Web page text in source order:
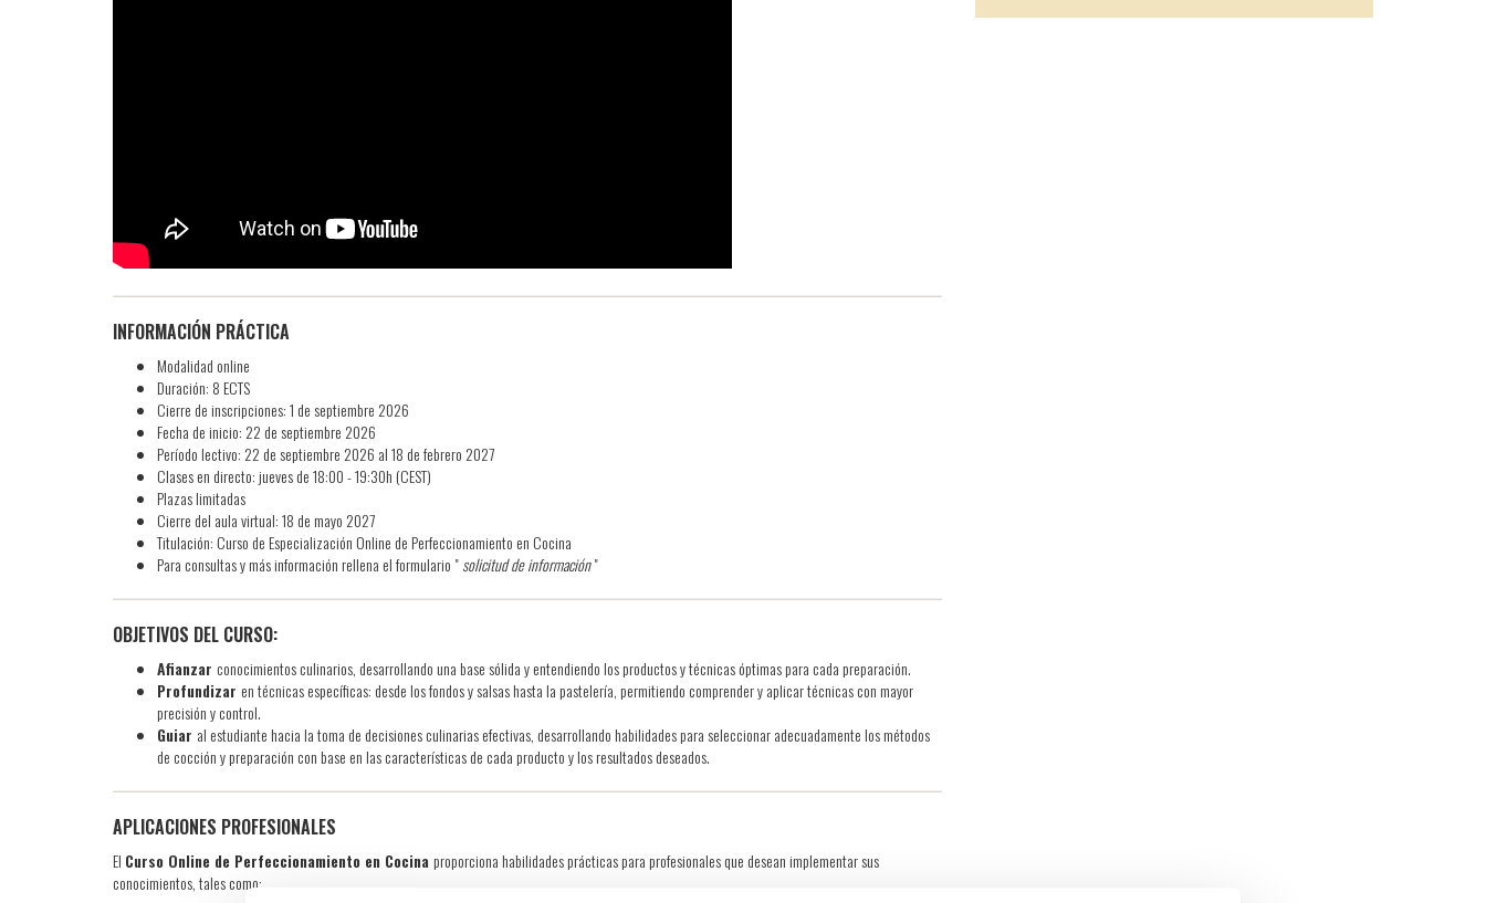
INFORMACIÓN PRÁCTICA
Modalidad online
Duración: 8 ECTS
Cierre de inscripciones: 1 de septiembre 2026
Fecha de inicio: 22 de septiembre 2026
Período lectivo: 22 de septiembre 2026 al 18 de febrero 2027
Clases en directo: jueves de 18:00 - 19:30h (CEST)
Plazas limitadas
Cierre del aula virtual: 18 de mayo 2027
Titulación: Curso de Especialización Online de Perfeccionamiento en Cocina
Para consultas y más información rellena el formulario "solicitud de información"
OBJETIVOS DEL CURSO:
Afianzar conocimientos culinarios, desarrollando una base sólida y entendiendo los productos y técnicas óptimas para cada preparación.
Profundizar en técnicas específicas: desde los fondos y salsas hasta la pastelería, permitiendo comprender y aplicar técnicas con mayor
precisión y control.
Guiar al estudiante hacia la toma de decisiones culinarias efectivas, desarrollando habilidades para seleccionar adecuadamente los métodos
de cocción y preparación con base en las características de cada producto y los resultados deseados.
APLICACIONES PROFESIONALES
El Curso Online de Perfeccionamiento en Cocina proporciona habilidades prácticas para profesionales que desean implementar sus
conocimientos, tales como: